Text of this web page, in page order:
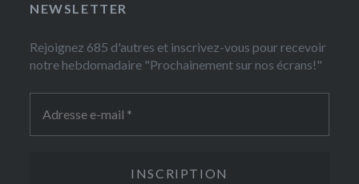
NEWSLETTER
Rejoignez 685 d'autres et inscrivez-vous pour recevoir
notre hebdomadaire "Prochainement sur nos écrans!"